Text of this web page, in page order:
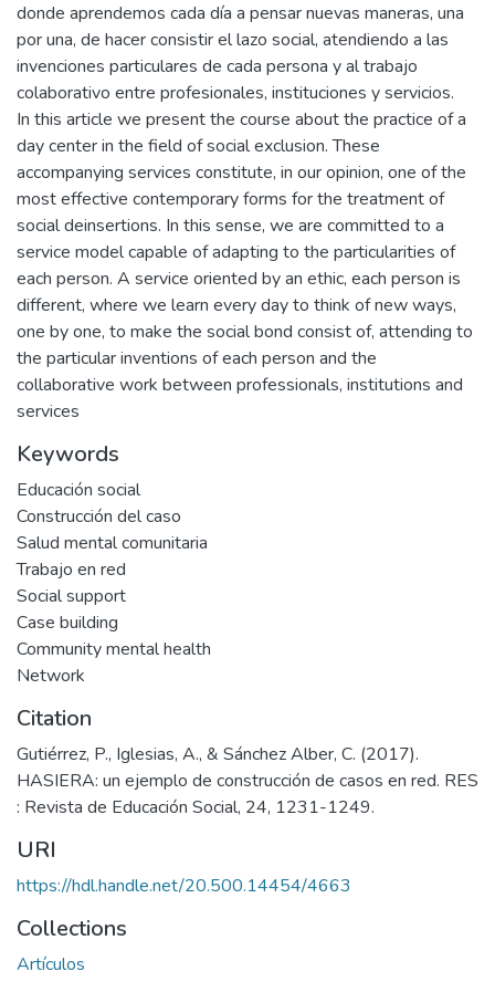
donde aprendemos cada día a pensar nuevas maneras, una
por una, de hacer consistir el lazo social, atendiendo a las
invenciones particulares de cada persona y al trabajo
colaborativo entre profesionales, instituciones y servicios.
In this article we present the course about the practice of a
day center in the field of social exclusion. These
accompanying services constitute, in our opinion, one of the
most effective contemporary forms for the treatment of
social deinsertions. In this sense, we are committed to a
service model capable of adapting to the particularities of
each person. A service oriented by an ethic, each person is
different, where we learn every day to think of new ways,
one by one, to make the social bond consist of, attending to
the particular inventions of each person and the
collaborative work between professionals, institutions and
services
Keywords
Educación social
Construcción del caso
Salud mental comunitaria
Trabajo en red
Social support
Case building
Community mental health
Network
Citation
Gutiérrez, P., Iglesias, A., & Sánchez Alber, C. (2017).
HASIERA: un ejemplo de construcción de casos en red. RES
: Revista de Educación Social, 24, 1231-1249.
URI
https://hdl.handle.net/20.500.14454/4663
Collections
Artículos